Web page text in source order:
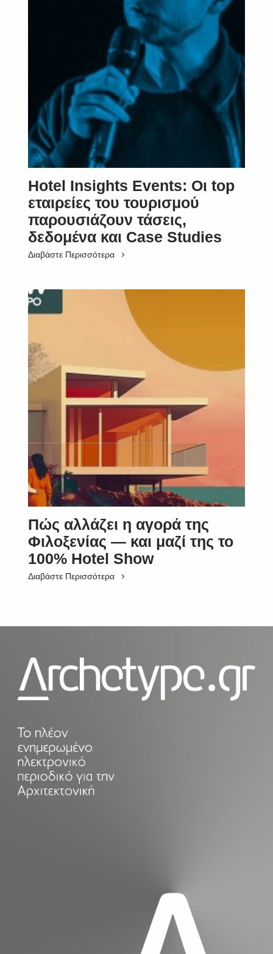
Hotel Insights Events: Οι top
εταιρείες του τουρισμού
παρουσιάζουν τάσεις,
δεδομένα και Case Studies
Διαβάστε Περισσότερα
Πώς αλλάζει η αγορά της
Φιλοξενίας — και μαζί της το
100% Hotel Show
Διαβάστε Περισσότερα